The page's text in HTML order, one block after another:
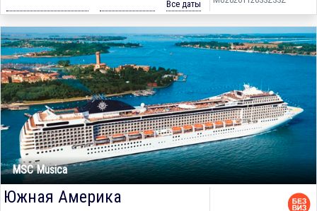
Все даты
MSC Musica
Южная Америка